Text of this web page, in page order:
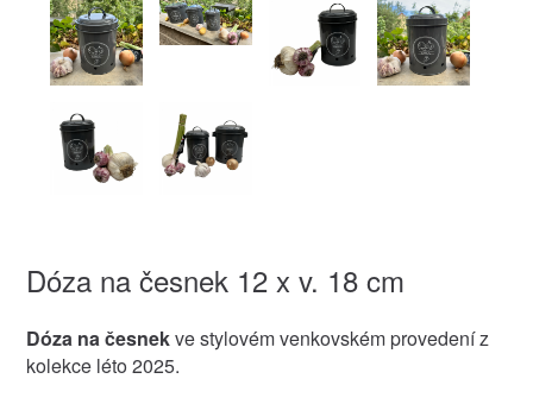
Dóza na česnek 12 x v. 18 cm
Dóza na česnekve stylovém venkovském provedení z
kolekce léto 2025.